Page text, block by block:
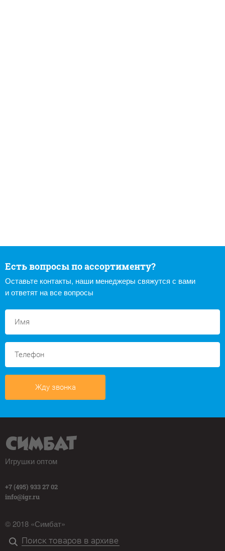
Есть вопросы по ассортименту?
Оставьте контакты, наши менеджеры свяжутся с вами
и ответят на все вопросы
Жду звонка
Игрушки оптом
+7 (495) 933 27 02
info@igr.ru
© 2018 «Симбат»